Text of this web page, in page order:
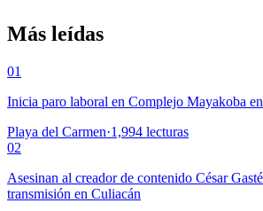
Más leídas
01
Inicia paro laboral en Complejo Mayakoba
Playa del Carmen·1,994 lecturas
02
Asesinan al creador de contenido César
transmisión en Culiacán